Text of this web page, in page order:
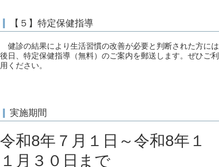
【５】特定保健指導
健診の結果により生活習慣の改善が必要と判断された方には
後日、特定保健指導（無料）のご案内を郵送します。ぜひご利
用ください。
実施期間
令和8年７月１日～令和8年１
１月３０ 日まで